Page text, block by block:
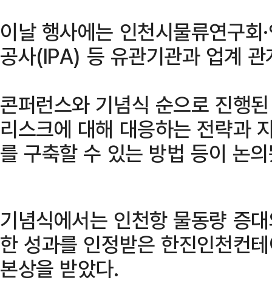
이날 행사에는 인천시물류연구회
공사(IPA) 등 유관기관과 업계
콘퍼런스와 기념식 순으로 진행
리스크에 대해 대응하는 전략과
를 구축할 수 있는 방법 등이 논
기념식에서는 인천항 물동량 증
한 성과를 인정받은 한진인천컨
본상을 받았다.